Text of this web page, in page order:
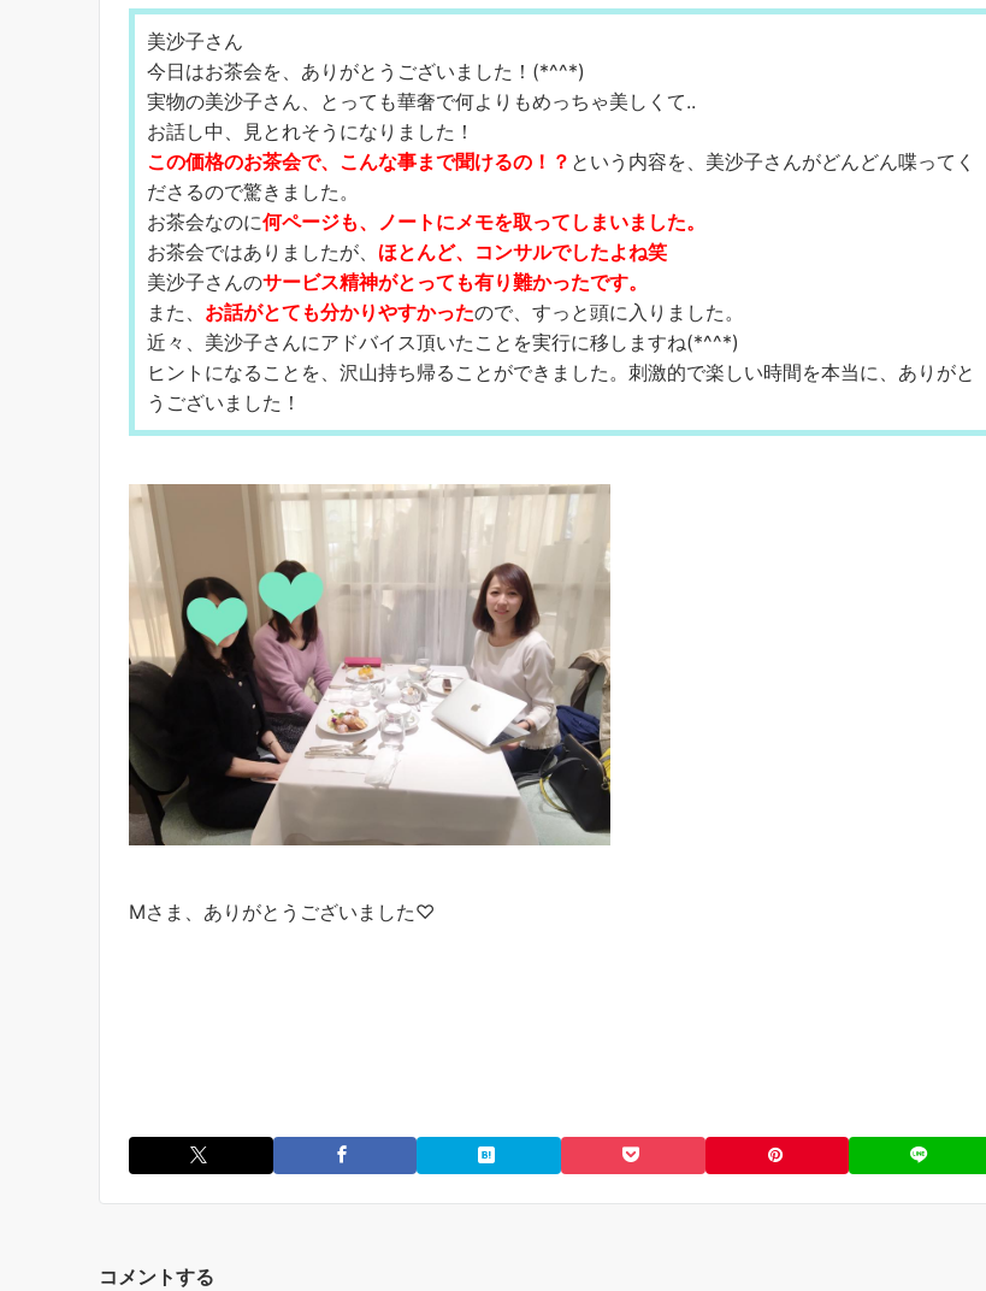
美沙子さん
今日はお茶会を、ありがとうございました！(*^^*)
実物の美沙子さん、とっても華奢で何よりもめっちゃ美しくて..
お話し中、見とれそうになりました！
この価格のお茶会で、こんな事まで聞けるの！？ という内容を、 美沙子さんがどんどん喋ってく
ださるので驚きました。
お茶会なのに何ページも、ノートにメモを取ってしまいました。
お茶会ではありましたが、 ほとんど、コンサルでしたよね笑
美沙子さんのサービス精神がとっても有り難かったです。
また、 お話がとても分かりやすかったので、 すっと頭に入りました。
近々、美沙子さんにアドバイス頂いたことを実行に移しますね(*^^*)
ヒントになることを、沢山持ち帰ることができました。 刺激的で楽しい時間を本当に、ありがと
うございました！
Mさま、ありがとうございました♡
コメントする